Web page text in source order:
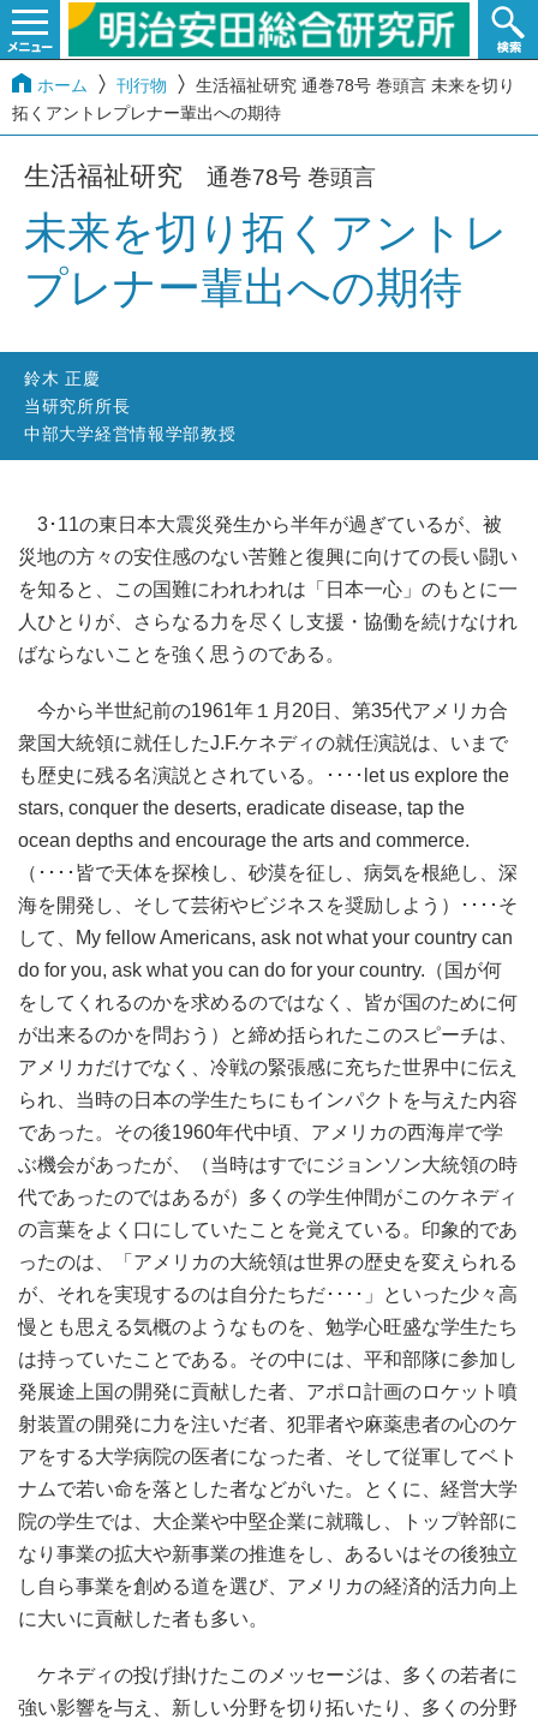
ホーム 刊行物
生活福祉研究 通巻78号 巻頭言 未来を切り
拓くアントレプレナー輩出への期待
生活福祉研究 通巻78号 巻頭言
未来を切り拓くアントレ
プレナー輩出への期待
鈴木 正慶
当研究所所長
中部大学経営情報学部教授
3･11の東日本大震災発生から半年が過ぎているが、被
災地の方々の安住感のない苦難と復興に向けての長い闘い
を知ると、この国難にわれわれは「日本一心」のもとに一
人ひとりが、さらなる力を尽くし支援・協働を続けなけれ
ばならないことを強く思うのである。
今から半世紀前の1961年１月20日、第35代アメリカ合
衆国大統領に就任したJ.F.ケネディの就任演説は、いまで
も歴史に残る名演説とされている。････let us explore the
stars, conquer the deserts, eradicate disease, tap the
ocean depths and encourage the arts and commerce.
（････皆で天体を探検し、砂漠を征し、病気を根絶し、深
海を開発し、そして芸術やビジネスを奨励しよう）････そ
して、My fellow Americans, ask not what your country can
do for you, ask what you can do for your country.（国が何
をしてくれるのかを求めるのではなく、皆が国のために何
が出来るのかを問おう）と締め括られたこのスピーチは、
アメリカだけでなく、冷戦の緊張感に充ちた世界中に伝え
られ、当時の日本の学生たちにもインパクトを与えた内容
であった。その後1960年代中頃、アメリカの西海岸で学
ぶ機会があったが、（当時はすでにジョンソン大統領の時
代であったのではあるが）多くの学生仲間がこのケネディ
の言葉をよく口にしていたことを覚えている。印象的であ
ったのは、「アメリカの大統領は世界の歴史を変えられる
が、それを実現するのは自分たちだ････」といった少々高
慢とも思える気概のようなものを、勉学心旺盛な学生たち
は持っていたことである。その中には、平和部隊に参加し
発展途上国の開発に貢献した者、アポロ計画のロケット噴
射装置の開発に力を注いだ者、犯罪者や麻薬患者の心のケ
アをする大学病院の医者になった者、そして従軍してベト
ナムで若い命を落とした者などがいた。とくに、経営大学
院の学生では、大企業や中堅企業に就職し、トップ幹部に
なり事業の拡大や新事業の推進をし、あるいはその後独立
し自ら事業を創める道を選び、アメリカの経済的活力向上
に大いに貢献した者も多い。
ケネディの投げ掛けたこのメッセージは、多くの若者に
強い影響を与え、新しい分野を切り拓いたり、多くの分野